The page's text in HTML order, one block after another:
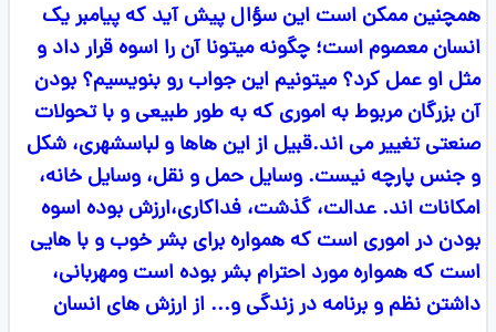
همچنین ممكن است این سؤال پیش آید كه پیامبر یک
انسان معصوم است؛ چگونه میتونا آن را اسوه قرار داد و
مثل او عمل كرد؟ میتونیم این جواب رو بنویسیم؟ بودن
آن بزرگان مربوط به اموری كه به طور طبیعی و با تحولات
صنعتی تغییر می اند.قبیل از این هاها و لباسشهری، شكل
و جنس پارچه نیست. وسایل حمل و نقل، وسایل خانه،
امكانات اند. عدالت، گذشت، فداکاری،ارزش بوده اسوه
بودن در اموری است كه همواره برای بشر خوب و با هایی
است که همواره مورد احترام بشر بوده است ومهربانی،
داشتن نظم و برنامه در زندگی و... از ارزش های انسان